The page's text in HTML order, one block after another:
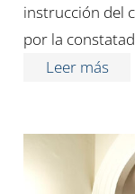
instrucción del
por la
Leer más